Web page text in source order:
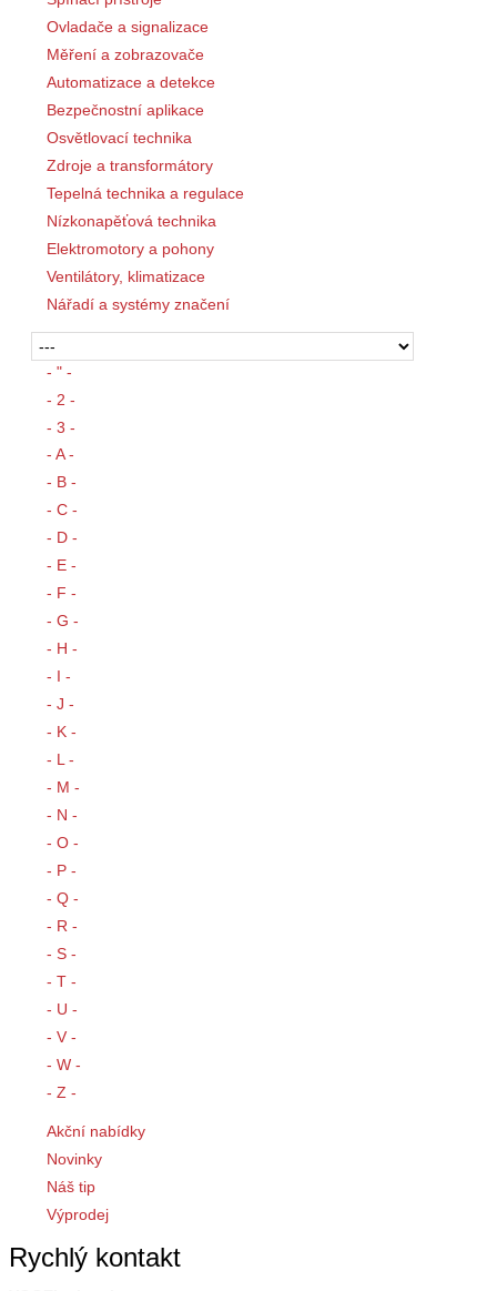
Ovladače a signalizace
Měření a zobrazovače
Automatizace a detekce
Bezpečnostní aplikace
Osvětlovací technika
Zdroje a transformátory
Tepelná technika a regulace
Nízkonapěťová technika
Elektromotory a pohony
Ventilátory, klimatizace
Nářadí a systémy značení
- " -
- 2 -
- 3 -
- A -
- B -
- C -
- D -
- E -
- F -
- G -
- H -
- I -
- J -
- K -
- L -
- M -
- N -
- O -
- P -
- Q -
- R -
- S -
- T -
- U -
- V -
- W -
- Z -
Akční nabídky
Novinky
Náš tip
Výprodej
Rychlý kontakt